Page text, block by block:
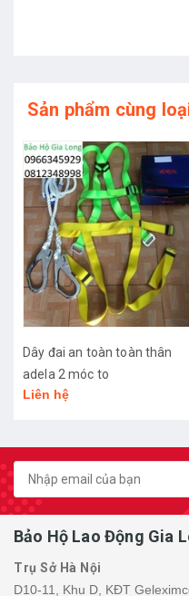
Sản phẩm cùng
Dây đai an toàn toàn thân
adela 2 móc to
Liên hệ
Bảo Hộ Lao Động Gia
Trụ Sở Hà Nội
D10-11, Khu D, KĐT